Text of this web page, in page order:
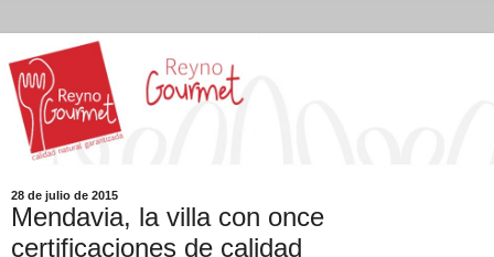
28 de julio de 2015
Mendavia, la villa con once
certificaciones de calidad